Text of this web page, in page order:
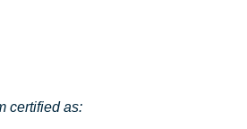
certified as: